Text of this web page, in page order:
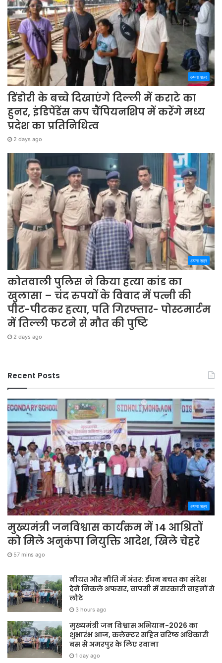
अपना शहर
डिंडोरी के बच्चे दिखाएंगे दिल्ली में कराटे का
हुनर, इंडिपेंडेंस कप चैंपियनशिप में करेंगे मध्य
प्रदेश का प्रतिनिधित्व
2 days ago
अपना शहर
कोतवाली पुलिस ने किया हत्या कांड का
खुलासा – चंद रुपयों के विवाद में पत्नी की
पीट-पीटकर हत्या, पति गिरफ्तार- पोस्टमार्टम
में तिल्ली फटने से मौत की पुष्टि
2 days ago
Recent Posts
अपना शहर
मुख्यमंत्री जनविश्वास कार्यक्रम में 14 आश्रितों
को मिले अनुकंपा नियुक्ति आदेश, खिले चेहरे
57 mins ago
नीयत और नीति में अंतर: ईंधन बचत का संदेश
देने निकले अफसर, वापसी में सरकारी वाहनों से
लौटे
3 hours ago
मुख्यमंत्री जन विश्वास अभियान-2026 का
शुभारंभ आज, कलेक्टर सहित वरिष्ठ अधिकारी
बस से अमरपुर के लिए रवाना
1 day ago